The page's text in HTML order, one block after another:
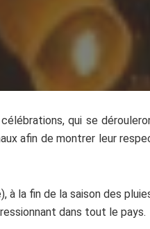
qui se
afin de montrer leur
la fin de la saison des
dans tout le pays.